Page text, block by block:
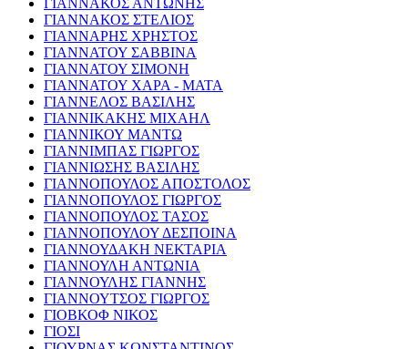
ΓΙΑΝΝΑΚΟΣ ΑΝΤΩΝΗΣ
ΓΙΑΝΝΑΚΟΣ ΣΤΕΛΙΟΣ
ΓΙΑΝΝΑΡΗΣ ΧΡΗΣΤΟΣ
ΓΙΑΝΝΑΤΟΥ ΣΑΒΒΙΝΑ
ΓΙΑΝΝΑΤΟΥ ΣΙΜΟΝΗ
ΓΙΑΝΝΑΤΟΥ ΧΑΡΑ - ΜΑΤΑ
ΓΙΑΝΝΕΛΟΣ ΒΑΣΙΛΗΣ
ΓΙΑΝΝΙΚΑΚΗΣ ΜΙΧΑΗΛ
ΓΙΑΝΝΙΚΟΥ ΜΑΝΤΩ
ΓΙΑΝΝΙΜΠΑΣ ΓΙΩΡΓΟΣ
ΓΙΑΝΝΙΩΣΗΣ ΒΑΣΙΛΗΣ
ΓΙΑΝΝΟΠΟΥΛΟΣ ΑΠΟΣΤΟΛΟΣ
ΓΙΑΝΝΟΠΟΥΛΟΣ ΓΙΩΡΓΟΣ
ΓΙΑΝΝΟΠΟΥΛΟΣ ΤΑΣΟΣ
ΓΙΑΝΝΟΠΟΥΛΟΥ ΔΕΣΠΟΙΝΑ
ΓΙΑΝΝΟΥΔΑΚΗ ΝΕΚΤΑΡΙΑ
ΓΙΑΝΝΟΥΛΗ ΑΝΤΩΝΙΑ
ΓΙΑΝΝΟΥΛΗΣ ΓΙΑΝΝΗΣ
ΓΙΑΝΝΟΥΤΣΟΣ ΓΙΩΡΓΟΣ
ΓΙΟΒΚΟΦ ΝΙΚΟΣ
ΓΙΟΣΙ